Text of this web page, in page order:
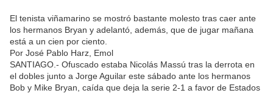
El tenista viñamarino se mostró bastante molesto tras caer ante
los hermanos Bryan y adelantó, además, que de jugar mañana
está a un cien por ciento.
Por José Pablo Harz, Emol
SANTIAGO.- Ofuscado estaba Nicolás Massú tras la derrota en
el dobles junto a Jorge Aguilar este sábado ante los hermanos
Bob y Mike Bryan, caída que deja la serie 2-1 a favor de Estados